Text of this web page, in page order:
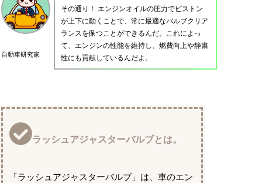
自動車研究家
その通り！ エンジンオイルの圧力でピストン
が上下に動くことで、常に最適なバルブクリア
ランスを保つことができるんだ。これによっ
て、エンジンの性能を維持し、燃費向上や静粛
性にも貢献しているんだよ。
ラッシュアジャスターバルブとは。
「ラッシュアジャスターバルブ」は、車のエン